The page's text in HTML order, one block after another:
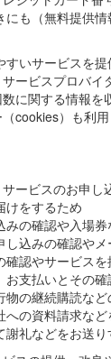
も（無料提供
いサービスを
ービスプロバ
に関する情報
cookies）も利
ービスのお申し
けをするため
みの確認や入場
し込みの確認や
確認やサービス
お支払いとその
物の継続購読な
への資料請求な
謝礼などをお送